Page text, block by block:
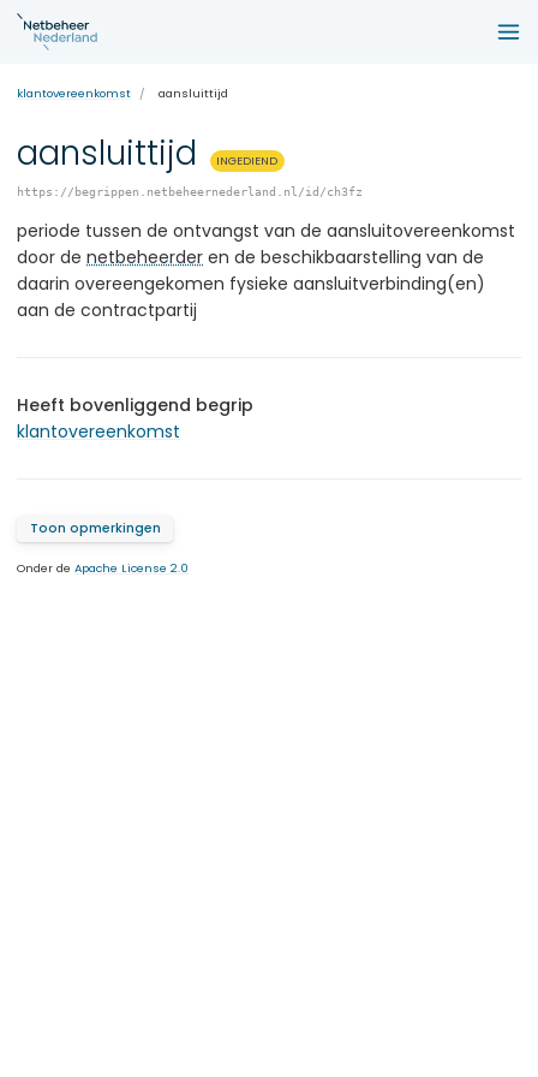
klantovereenkomst aansluittijd
aansluittijd INGEDIEND
https://begrippen.netbeheernederland.nl/id/ch3fz
periode tussen de ontvangst van de aansluitovereenkomst
door de netbeheerder en de beschikbaarstelling van de
daarin overeengekomen fysieke aansluitverbinding(en)
aan de contractpartij
Heeft bovenliggend begrip
klantovereenkomst
Toon opmerkingen
Onder de Apache License 2.0